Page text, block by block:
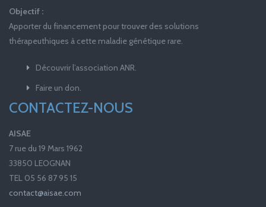
Objectif :
Apporter du financement pour trouver des solutions
thérapeuthiques à cette maladie génétique rare.
Découvrir l’association ANR.
Faire un don.
CONTACTEZ-NOUS
AISAE
7 rue du 19 Mars 1962
33850 LEOGNAN
TEL 05 56 87 95 15
contact@aisae.com